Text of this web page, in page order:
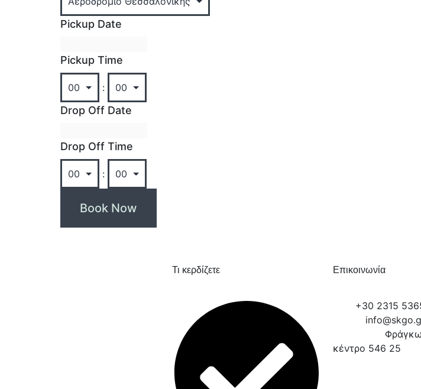
Pickup Date
Pickup Time
:
Drop Off Date
Drop Off Time
:
Τι κερδίζετε Επικοινωνία
+30 2315
κέντρο 546 25